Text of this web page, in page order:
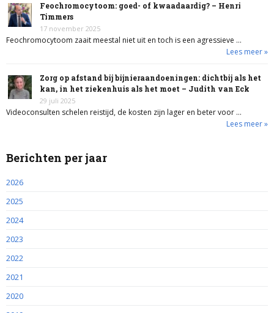
Feochromocytoom: goed- of kwaadaardig? – Henri
Timmers
17 november 2025
Feochromocytoom zaait meestal niet uit en toch is een agressieve …
Lees meer »
Zorg op afstand bij bijnieraandoeningen: dichtbij als het
kan, in het ziekenhuis als het moet – Judith van Eck
29 juli 2025
Videoconsulten schelen reistijd, de kosten zijn lager en beter voor …
Lees meer »
Berichten per jaar
2026
2025
2024
2023
2022
2021
2020